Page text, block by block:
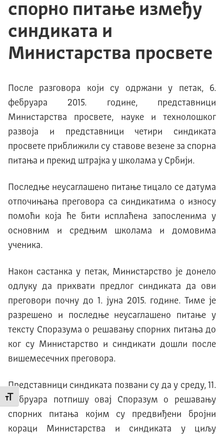
Промени величину слова
спорно питање између
синдиката и
Министарства просвете
После разговора који су одржани у петак, 6.
фебруара 2015. године, представници
Министарства просвете, науке и технолошког
развоја и представници четири синдиката
просвете приближили су ставове везене за спорна
питања и прекид штрајка у школама у Србији.
Последње неусаглашено питање тицало се датума
отпочињања преговора са синдикатима о износу
помоћи која ће бити исплаћена запосленима у
основним и средњим школама и домовима
ученика.
Након састанка у петак, Министарство је донело
одлуку да прихвати предлог синдиката да ови
преговори почну до 1. јуна 2015. године. Тиме је
разрешено и последње неусаглашено питање у
тексту Споразума о решавању спорних питања до
ког су Министарство и синдикати дошли после
вишемесечних преговора.
Представници синдиката позвани су да у среду, 11.
фебруара потпишу овај Споразум о решавању
спорних питања којим су предвиђени бројни
кораци Министарства и синдиката у циљу